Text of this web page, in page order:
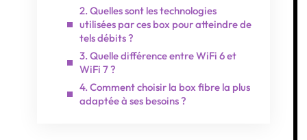
2. Quelles sont les technologies
utilisées par ces box pour atteindre de
tels débits ?
3. Quelle différence entre WiFi 6 et
WiFi 7 ?
4. Comment choisir la box fibre la plus
adaptée à ses besoins ?